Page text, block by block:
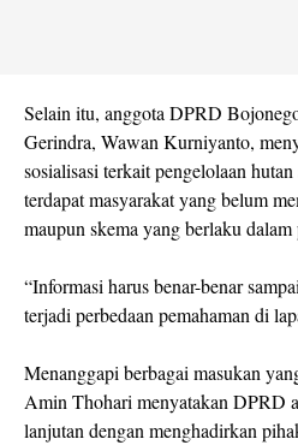
Selain itu, anggota DPRD
Gerindra, Wawan Kurniyanto,
sosialisasi terkait pengelolaan
terdapat masyarakat yang belum
maupun skema yang berlaku dalam
“Informasi harus benar-benar
terjadi perbedaan pemahaman di
Menanggapi berbagai masukan
Amin Thohari menyatakan DPRD
lanjutan dengan menghadirkan